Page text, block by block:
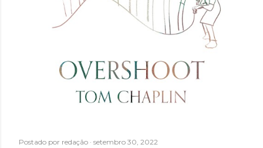
Postado por redação setembro 30, 2022